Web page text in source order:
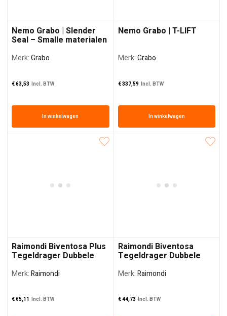
Nemo Grabo | Slender
Seal – Smalle materialen
€63,53 Incl. BTW
In winkelwagen
Merk:Grabo
Nemo Grabo | T-LIFT
€337,59 Incl. BTW
In winkelwagen
Merk:Grabo
Raimondi Biventosa Plus
Tegeldrager Dubbele
€65,11 Incl. BTW
Merk:Raimondi
Raimondi Biventosa
Tegeldrager Dubbele
€44,73 Incl. BTW
Merk:Raimondi